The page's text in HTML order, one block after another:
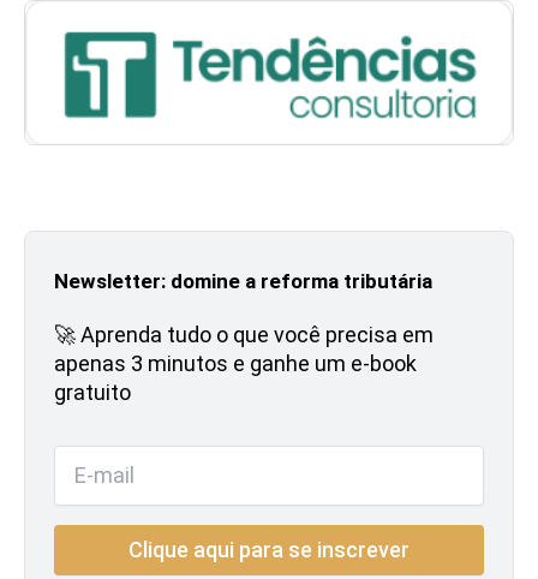
Newsletter: domine a reforma tributária
🚀 Aprenda tudo o que você precisa em
apenas 3 minutos e ganhe um e-book
gratuito